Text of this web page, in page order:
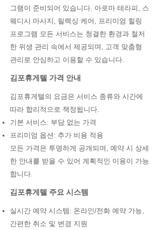
그램이 준비되어 있습니다. 아로마 테라피, 스
웨디시 마사지, 릴렉싱 케어, 프리미엄 힐링
프로그램 모든 서비스는 청결한 환경과 철저
한 위생 관리 속에서 제공되며, 고객 맞춤형
관리로 안심하고 이용할 수 있습니다.
김포휴게텔 가격 안내
김포휴게텔의 요금은 서비스 종류와 시간에
따라 합리적으로 책정됩니다.
기본 서비스: 부담 없는 가격
프리미엄 옵션: 추가 비용 적용
모든 가격은 투명하게 공개되며, 예약 시 상세
한 안내를 받을 수 있어 계획적인 이용이 가능
합니다.
김포휴게텔 주요 시스템
실시간 예약 시스템: 온라인/전화 예약 가능,
간편한 취소 및 변경 지원